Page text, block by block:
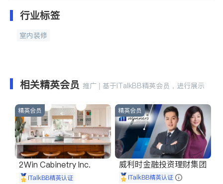
行业标签
室内装修
相关精英会员 推广 | 基于iTalkBB精英会员，进行展示
精英会员
2Win Cabinetry Inc.
iTalkBB精英认证
精英会员
威利时金融投资理财集团
iTalkBB精英认证